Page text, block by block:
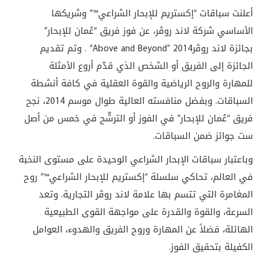
أعلنت سباقات “إكستريم للإبحار الشراعي™” وشريكها
الأساسي شركة لاند روڤر، عن فوز فريق “عُمان للإبحار”
بجائزة لاند روڤر“Above and Beyond” 2014 . وتم تقديم
الجائزة إلى الفريق أو الشخص الذي قدّم أروع الأمثلة
للمهارة والروح الرياضية والقوة العقلية في كافة أنشطة
السباقات. وبفضل منافسته العالية طوال موسم 2014، نجح
فريق “عُمان للإبحار” في الفوز أو الترشّح في خمس من أصل
ست جوائز ضمن السباقات.
وباعتبار سباقات الإبحار الشراعي الوحيدة على مستوى النخبة
في العالم، تحاكي سلسلة “إكستريم للإبحار الشراعي™” روح
المغامرة التي تتسم بها علامة لاند روڤر التجارية. وتعد
السرعة، والقوة والقدرة على مواجهة القوى الطبيعية
الهائلة، فضلاً عن المهارة وروح الفريق والهدوء، العوامل
الكفيلة بتحقيق الفوز.